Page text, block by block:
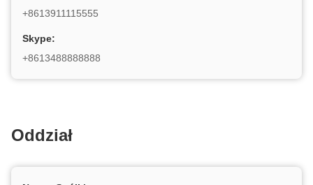
+8613911115555
Skype:
+8613488888888
Oddział